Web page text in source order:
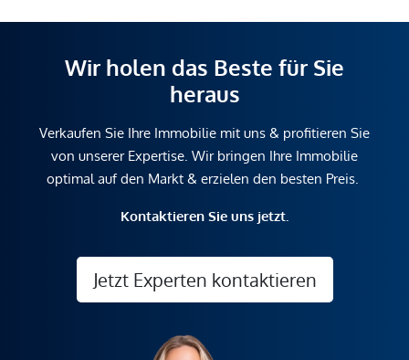
Wir holen das Beste für Sie
heraus
Verkaufen Sie Ihre Immobilie mit uns & profitieren Sie
von unserer Expertise. Wir bringen Ihre Immobilie
optimal auf den Markt & erzielen den besten Preis.
Kontaktieren Sie uns jetzt.
Jetzt Experten kontaktieren